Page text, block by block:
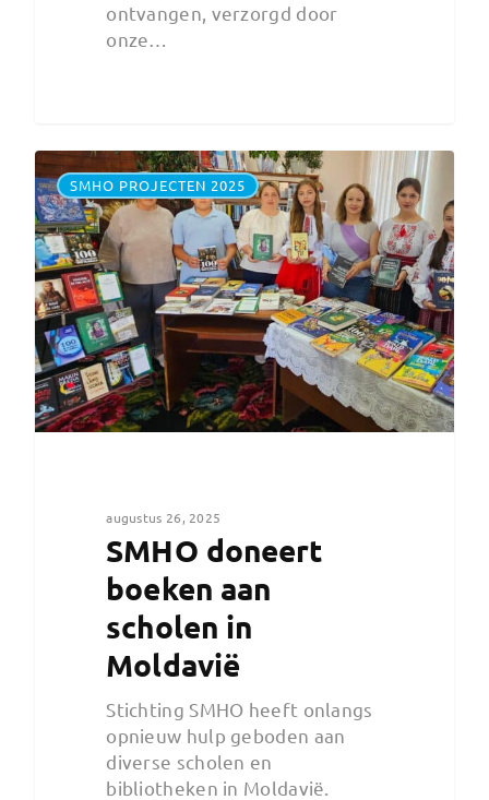
ontvangen, verzorgd door
onze…
SMHO PROJECTEN 2025
augustus 26, 2025
SMHO doneert
boeken aan
scholen in
Moldavië
Stichting SMHO heeft onlangs
opnieuw hulp geboden aan
diverse scholen en
bibliotheken in Moldavië.